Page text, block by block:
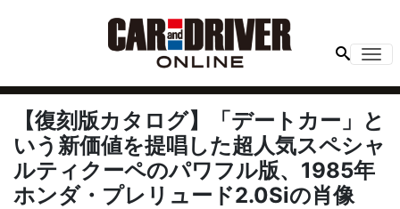
【復刻版カタログ】「デートカー」と
いう新価値を提唱した超人気スペシャ
ルティクーペのパワフル版、1985年
ホンダ・プレリュード2.0Siの肖像